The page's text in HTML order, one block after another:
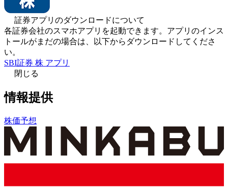
証券アプリのダウンロードについて
各証券会社のスマホアプリを起動できます。アプリのインス
トールがまだの場合は、以下からダウンロードしてくださ
い。
SBI証券 株 アプリ
閉じる
情報提供
株価予想